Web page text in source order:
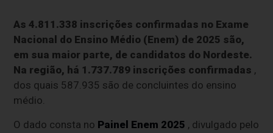
As 4.811.338 inscrições confirmadas no Exame
Nacional do Ensino Médio (Enem) de 2025 são,
em sua maior parte, de candidatos do Nordeste.
Na região, há 1.737.789 inscrições confirmadas ,
dos quais 587.935 são de concluintes do ensino
médio.
O dado consta no Painel Enem 2025 , divulgado pelo